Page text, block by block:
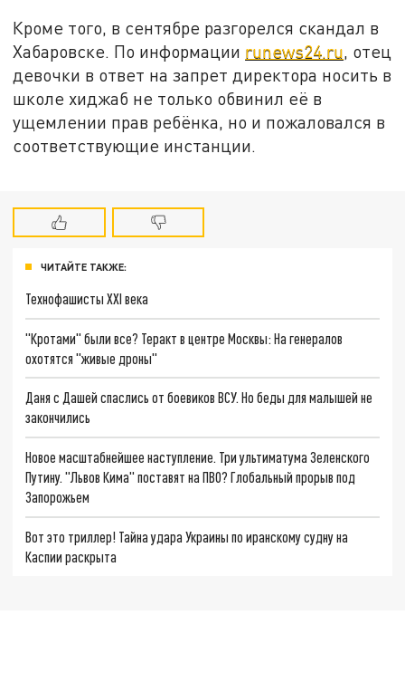
Кроме того, в сентябре разгорелся скандал в
Хабаровске. По информации runews24.ru, отец
девочки в ответ на запрет директора носить в
школе хиджаб не только обвинил её в
ущемлении прав ребёнка, но и пожаловался в
соответствующие инстанции.
ЧИТАЙТЕ ТАКЖЕ:
Технофашисты XXI века
"Кротами" были все? Теракт в центре Москвы: На генералов
охотятся "живые дроны"
Даня с Дашей спаслись от боевиков ВСУ. Но беды для малышей не
закончились
Новое масштабнейшее наступление. Три ультиматума Зеленского
Путину. "Львов Кима" поставят на ПВО? Глобальный прорыв под
Запорожьем
Вот это триллер! Тайна удара Украины по иранскому судну на
Каспии раскрыта